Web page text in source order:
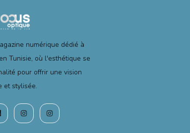
numérique dédié à
Tunisie, où l'esthétique se
pour offrir une vision
et stylisée.